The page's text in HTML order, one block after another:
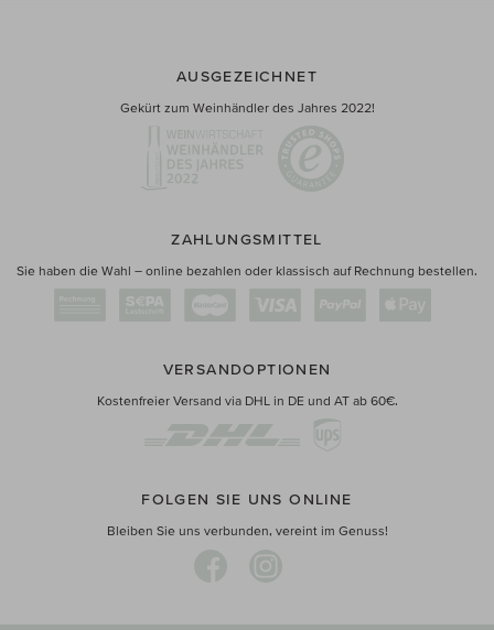
AUSGEZEICHNET
Gekürt zum Weinhändler des Jahres 2022!
ZAHLUNGSMITTEL
Sie haben die Wahl – online bezahlen oder klassisch auf Rechnung bestellen.
VERSANDOPTIONEN
Kostenfreier Versand via DHL in DE und AT ab 60€.
FOLGEN SIE UNS ONLINE
Bleiben Sie uns verbunden, vereint im Genuss!